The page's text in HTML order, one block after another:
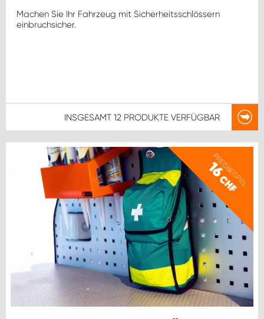
Machen Sie Ihr Fahrzeug mit Sicherheitsschlössern
einbruchsicher.
INSGESAMT 12 PRODUKTE VERFÜGBAR
PREISBEISPIEL
16
CHF